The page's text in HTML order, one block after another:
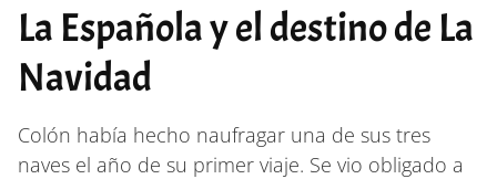
La Española y el destino de La
Navidad
Colón había hecho naufragar una de sus tres
naves el año de su primer viaje. Se vio obligado a